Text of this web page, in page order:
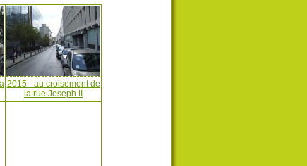
2015 - au croisement de
la rue Joseph II